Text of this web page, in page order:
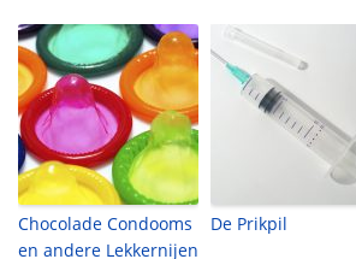
Chocolade Condooms
en andere Lekkernijen
De Prikpil